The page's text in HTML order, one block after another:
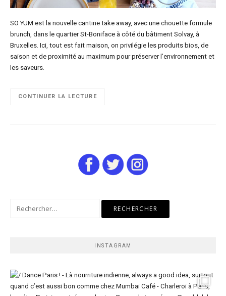
SO YUM est la nouvelle cantine take away, avec une chouette formule
brunch, dans le quartier St-Boniface à côté du bâtiment Solvay, à
Bruxelles. Ici, tout est fait maison, on privilégie les produits bios, de
saison et de proximité au maximum pour préserver l’environnement et
les saveurs.
CONTINUER LA LECTURE
INSTAGRAM